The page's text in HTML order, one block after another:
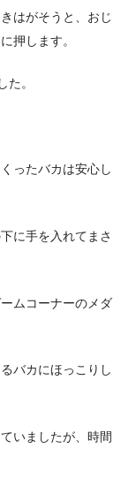
はがそうと、おじ
押します。
。
ったバカは安心し
に手を入れてまさ
ムコーナーのメダ
バカにほっこりし
いましたが、時間